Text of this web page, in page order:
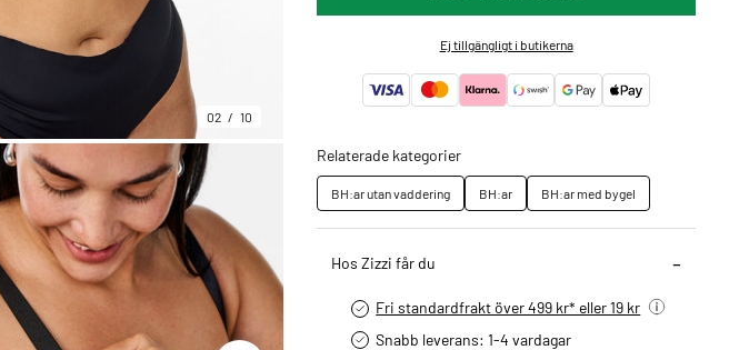
02 10
Ej tillgängligt i butikerna
Relaterade kategorier
BH:ar utan vaddering BH:ar BH:ar med bygel
Hos Zizzi får du
Fri standardfrakt över 499 kr* eller 19 kr
Snabb leverans: 1-4 vardagar